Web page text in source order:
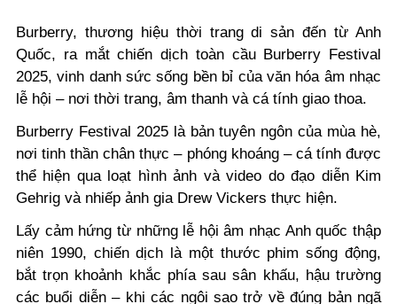
Burberry, thương hiệu thời trang di sản đến từ Anh
Quốc, ra mắt chiến dịch toàn cầu Burberry Festival
2025, vinh danh sức sống bền bỉ của văn hóa âm nhạc
lễ hội – nơi thời trang, âm thanh và cá tính giao thoa.
Burberry Festival 2025 là bản tuyên ngôn của mùa hè,
nơi tinh thần chân thực – phóng khoáng – cá tính được
thể hiện qua loạt hình ảnh và video do đạo diễn Kim
Gehrig và nhiếp ảnh gia Drew Vickers thực hiện.
Lấy cảm hứng từ những lễ hội âm nhạc Anh quốc thập
niên 1990, chiến dịch là một thước phim sống động,
bắt trọn khoảnh khắc phía sau sân khấu, hậu trường
các buổi diễn – khi các ngôi sao trở về đúng bản ngã